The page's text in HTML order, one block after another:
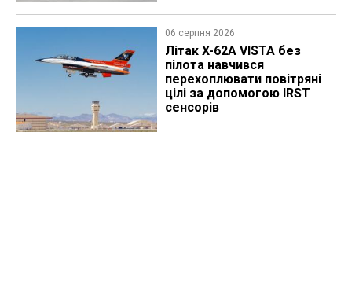
06 серпня 2026
Літак X-62A VISTA без
пілота навчився
перехоплювати повітряні
цілі за допомогою IRST
сенсорів